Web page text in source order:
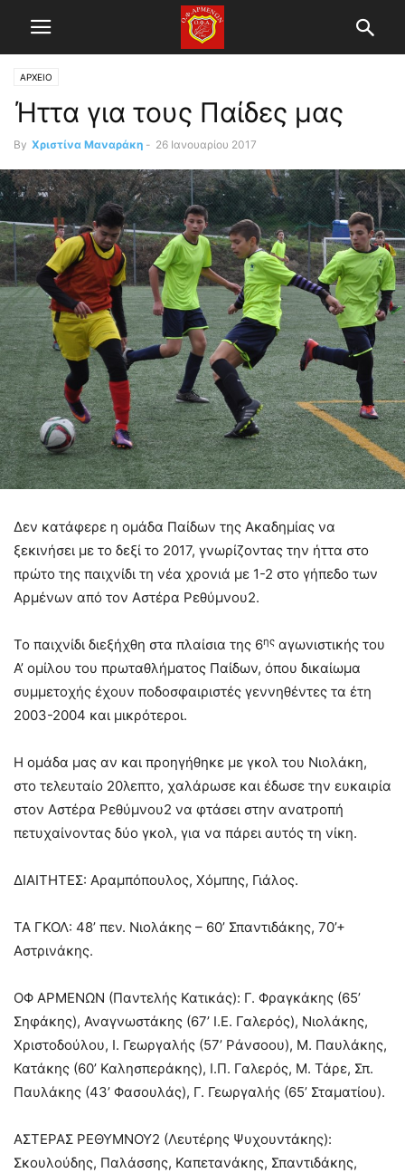
ΑΡΧΕΙΟ
Ήττα για τους Παίδες μας
By Χριστίνα Μαναράκη - 26 Ιανουαρίου 2017
Δεν κατάφερε η ομάδα Παίδων της Ακαδημίας να
ξεκινήσει με το δεξί το 2017, γνωρίζοντας την ήττα στο
πρώτο της παιχνίδι τη νέα χρονιά με 1-2 στο γήπεδο των
Αρμένων από τον Αστέρα Ρεθύμνου2.
Το παιχνίδι διεξήχθη στα πλαίσια της 6ης αγωνιστικής του
Α’ ομίλου του πρωταθλήματος Παίδων, όπου δικαίωμα
συμμετοχής έχουν ποδοσφαιριστές γεννηθέντες τα έτη
2003-2004 και μικρότεροι.
Η ομάδα μας αν και προηγήθηκε με γκολ του Νιολάκη,
στο τελευταίο 20λεπτο, χαλάρωσε και έδωσε την ευκαιρία
στον Αστέρα Ρεθύμνου2 να φτάσει στην ανατροπή
πετυχαίνοντας δύο γκολ, για να πάρει αυτός τη νίκη.
ΔΙΑΙΤΗΤΕΣ: Αραμπόπουλος, Χόμπης, Γιάλος.
ΤΑ ΓΚΟΛ: 48’ πεν. Νιολάκης – 60’ Σπαντιδάκης, 70’+
Αστρινάκης.
ΟΦ ΑΡΜΕΝΩΝ (Παντελής Κατικάς): Γ. Φραγκάκης (65’
Σηφάκης), Αναγνωστάκης (67’ Ι.Ε. Γαλερός), Νιολάκης,
Χριστοδούλου, Ι. Γεωργαλής (57’ Ράνσοου), Μ. Παυλάκης,
Κατάκης (60’ Καλησπεράκης), Ι.Π. Γαλερός, Μ. Τάρε, Σπ.
Παυλάκης (43’ Φασουλάς), Γ. Γεωργαλής (65’ Σταματίου).
ΑΣΤΕΡΑΣ ΡΕΘΥΜΝΟΥ2 (Λευτέρης Ψυχουντάκης):
Σκουλούδης, Παλάσσης, Καπετανάκης, Σπαντιδάκης,